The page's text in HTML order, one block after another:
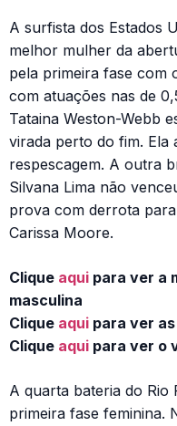
A surfista dos Estados
melhor mulher da
pela primeira fase com
com atuações nas de
Tataina Weston-Webb
virada perto do fim. Ela
respescagem. A outra
Silvana Lima não
prova com derrota
Carissa Moore.
Clique aqui para ver a
masculina
Clique aqui para ver
Clique aqui para ver o
A quarta bateria do Rio
primeira fase feminina.